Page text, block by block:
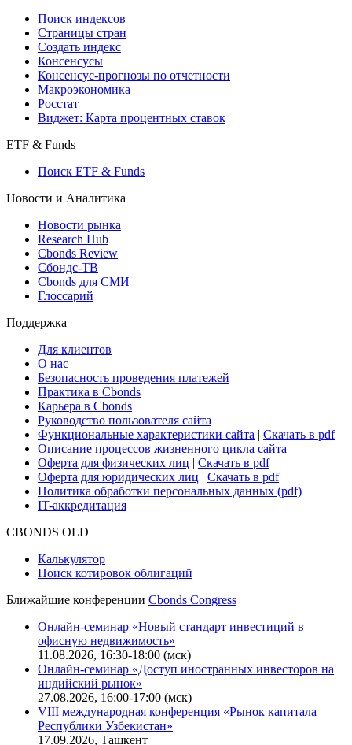
Поиск кредитов
Индексы
Поиск индексов
Страницы стран
Создать индекс
Консенсусы
Макроэкономика
Виджет: Карта процентных ставок
ETF & Funds
Поиск ETF & Funds
Новости и Аналитика
Новости рынка
Research Hub
Сбондс-ТВ
Глоссарий
Поддержка
Для клиентов
О нас
Безопасность проведения платежей
Практика в Cbonds
Карьера в Cbonds
Руководство пользователя сайта
Функциональные характеристики сайта|Скачать в pdf
Описание процессов жизненного цикла сайта
Оферта для юридических лиц
IT-аккредитация
Поиск котировок облигаций
Ближайшие конференцииCbonds Congress
Онлайн-семинар «Новый стандарт инвестиций в
офисную недвижимость»
11.08.2026, 16:30-18:00 (мск)
Онлайн-семинар «Доступ иностранных инвесторов на
индийский рынок»